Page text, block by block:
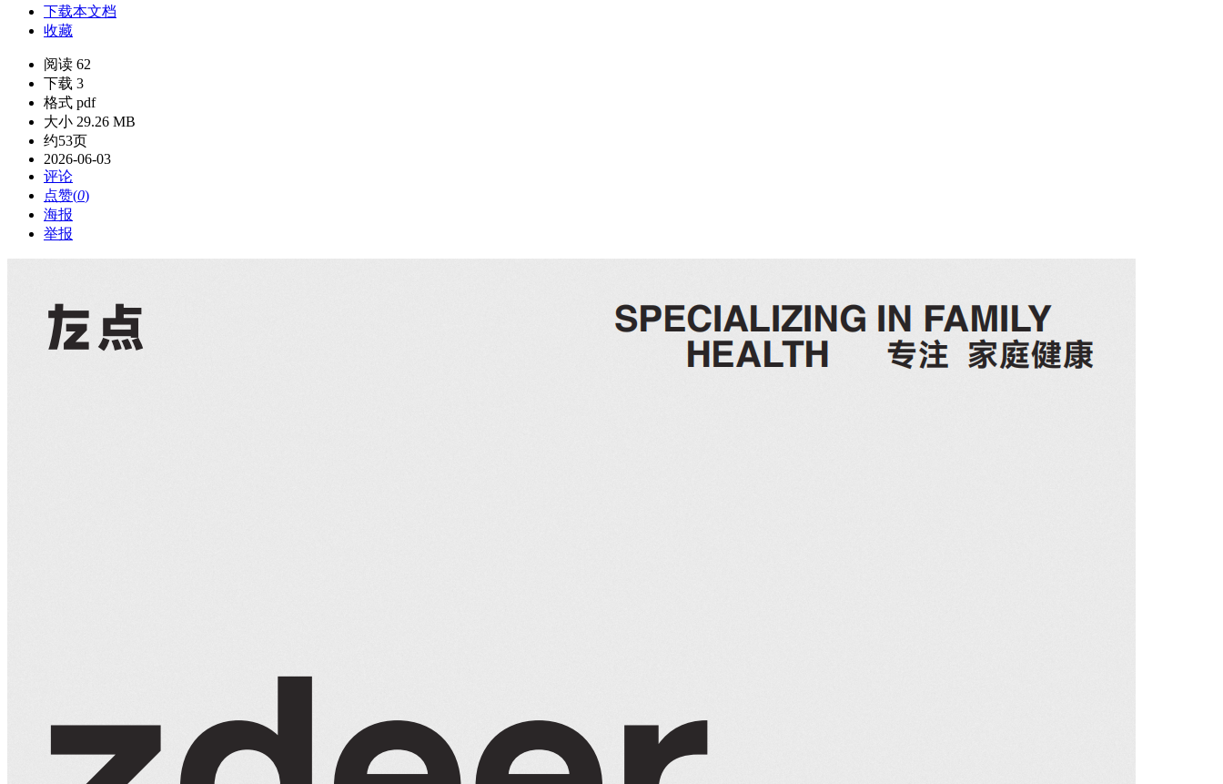
下载本文档
收藏
阅读 62
下载 3
格式 pdf
大小 29.26 MB
约53页
2026-06-03
评论
点赞(0)
海报
举报